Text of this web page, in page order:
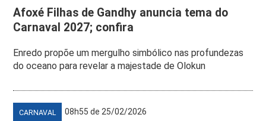
Afoxé Filhas de Gandhy anuncia tema do
Carnaval 2027; confira
Enredo propõe um mergulho simbólico nas profundezas
do oceano para revelar a majestade de Olokun
CARNAVAL 08h55 de 25/02/2026